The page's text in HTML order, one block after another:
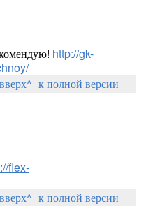
http://gk-
вверх^ к полной версии
flex-
вверх^ к полной версии